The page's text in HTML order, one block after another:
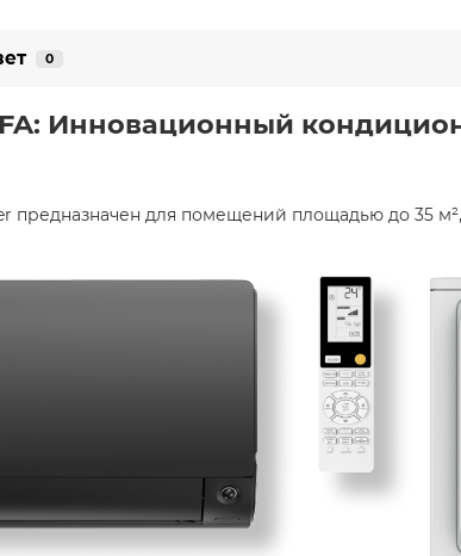
0
Инновационный
предназначен для помещений площадью до 35